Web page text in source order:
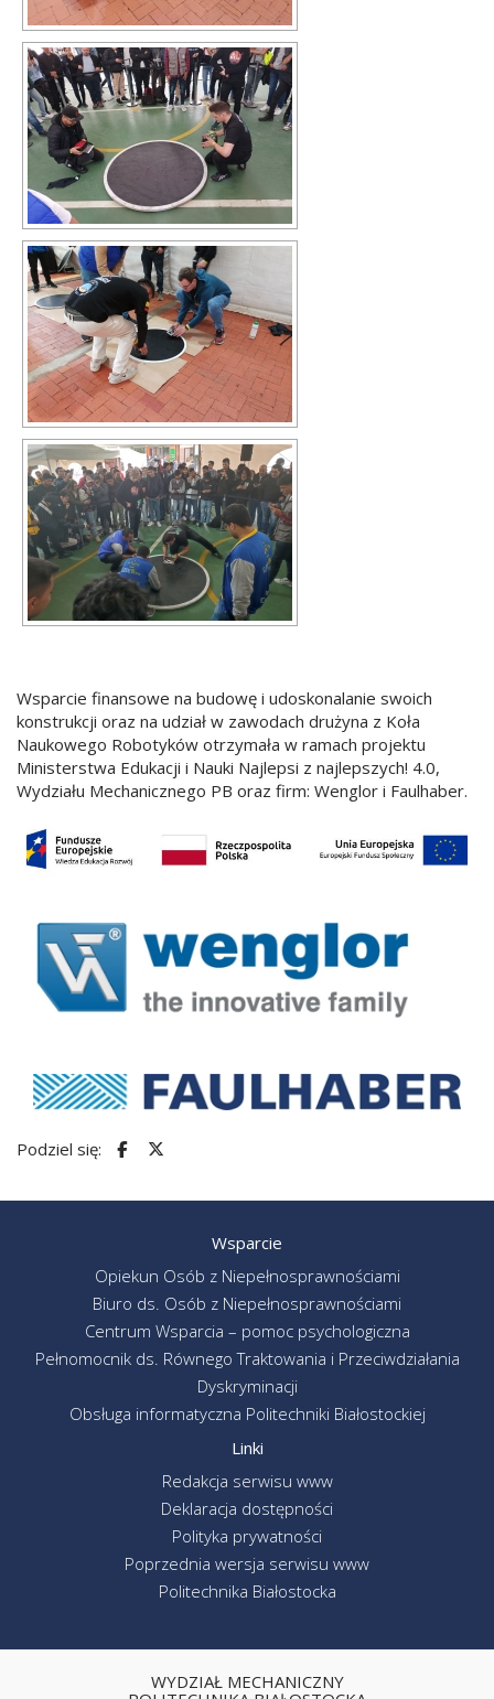
Wsparcie finansowe na budowę i udoskonalanie swoich
konstrukcji oraz na udział w zawodach drużyna z Koła
Naukowego Robotyków otrzymała w ramach projektu
Ministerstwa Edukacji i Nauki Najlepsi z najlepszych! 4.0,
Wydziału Mechanicznego PB oraz firm: Wenglor i Faulhaber.
Podziel się:
Wsparcie
Opiekun Osób z Niepełnosprawnościami
Biuro ds. Osób z Niepełnosprawnościami
Centrum Wsparcia – pomoc psychologiczna
Pełnomocnik ds. Równego Traktowania i Przeciwdziałania
Dyskryminacji
Obsługa informatyczna Politechniki Białostockiej
Linki
Redakcja serwisu www
Deklaracja dostępności
Polityka prywatności
Poprzednia wersja serwisu www
Politechnika Białostocka
WYDZIAŁ MECHANICZNY